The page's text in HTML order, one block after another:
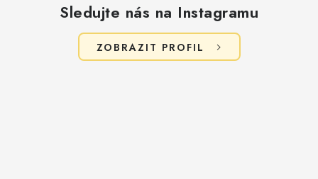
Sledujte nás na Instagramu
ZOBRAZIT PROFIL